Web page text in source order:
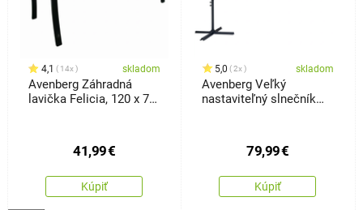
4,1 14x skladom
Avenberg Záhradná
lavička Felicia, 120 x 74
41,99€
Kúpiť
5,0 2x skladom
Avenberg Veľký
nastaviteľný slnečník
79,99€
Kúpiť